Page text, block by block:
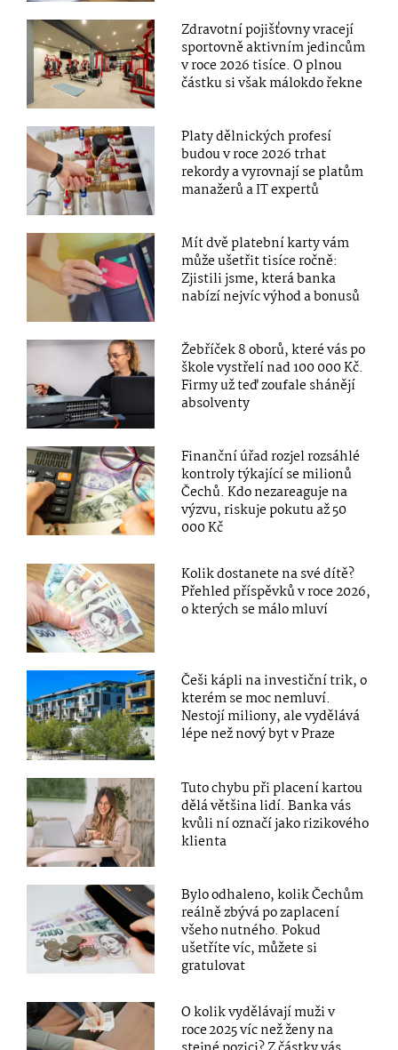
Zdravotní pojišťovny vracejí
sportovně aktivním jedincům
v roce 2026 tisíce. O plnou
částku si však málokdo řekne
Platy dělnických profesí
budou v roce 2026 trhat
rekordy a vyrovnají se platům
manažerů a IT expertů
Mít dvě platební karty vám
může ušetřit tisíce ročně:
Zjistili jsme, která banka
nabízí nejvíc výhod a bonusů
Žebříček 8 oborů, které vás po
škole vystřelí nad 100 000 Kč.
Firmy už teď zoufale shánějí
absolventy
Finanční úřad rozjel rozsáhlé
kontroly týkající se milionů
Čechů. Kdo nezareaguje na
výzvu, riskuje pokutu až 50
000 Kč
Kolik dostanete na své dítě?
Přehled příspěvků v roce 2026,
o kterých se málo mluví
Češi kápli na investiční trik, o
kterém se moc nemluví.
Nestojí miliony, ale vydělává
lépe než nový byt v Praze
Tuto chybu při placení kartou
dělá většina lidí. Banka vás
kvůli ní označí jako rizikového
klienta
Bylo odhaleno, kolik Čechům
reálně zbývá po zaplacení
všeho nutného. Pokud
ušetříte víc, můžete si
gratulovat
O kolik vydělávají muži v
roce 2025 víc než ženy na